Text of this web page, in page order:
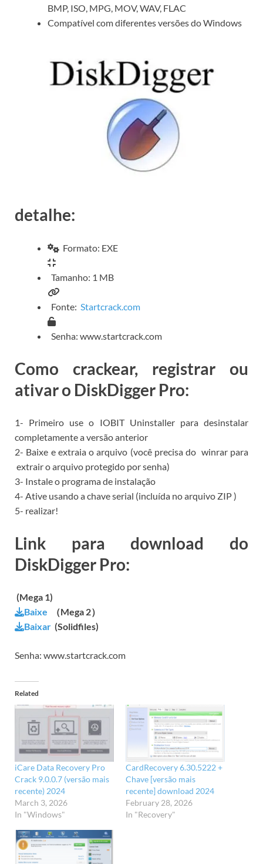
BMP, ISO, MPG, MOV, WAV, FLAC
Compatível com diferentes versões do Windows
detalhe:
Formato: EXE
Tamanho: 1 MB
Fonte: Startcrack.com
Senha: www.startcrack.com
Como crackear, registrar ou
ativar o DiskDigger Pro:
1- Primeiro use o IOBIT Uninstaller paradesinstalar
completamente a versão anterior
2- Baixe e extraia o arquivo (você precisa do winrar para
extrair o arquivo protegido por senha)
3- Instale o programa de instalação
4- Ative usando a chave serial (incluída no arquivo ZIP )
5- realizar!
Link para download do
DiskDigger Pro:
(Mega 1)
Baixe （Mega 2）
Baixar (Solidfiles)
Senha: www.startcrack.com
Related
iCare Data Recovery Pro
Crack 9.0.0.7 (versão mais
recente) 2024
March 3, 2026
In "Windows"
CardRecovery 6.30.5222 +
Chave [versão mais
recente] download 2024
February 28, 2026
In "Recovery"